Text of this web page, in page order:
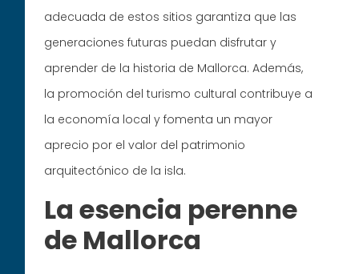
adecuada de estos sitios garantiza que las
generaciones futuras puedan disfrutar y
aprender de la historia de Mallorca. Además,
la promoción del turismo cultural contribuye a
la economía local y fomenta un mayor
aprecio por el valor del patrimonio
arquitectónico de la isla.
La esencia perenne
de Mallorca